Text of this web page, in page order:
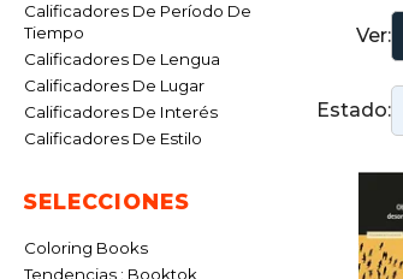
Calificadores De Período De
Tiempo
Calificadores De Lengua
Calificadores De Lugar
Calificadores De Interés
Calificadores De Estilo
SELECCIONES
Coloring Books
Tendencias : Booktok
Ver:
Estado: